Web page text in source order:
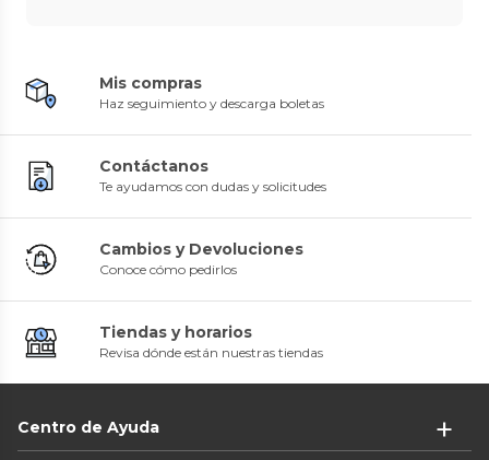
Mis compras
Haz seguimiento y descarga boletas
Contáctanos
Te ayudamos con dudas y solicitudes
Cambios y Devoluciones
Conoce cómo pedirlos
Tiendas y horarios
Revisa dónde están nuestras tiendas
Centro de Ayuda